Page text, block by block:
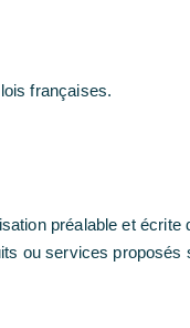
françaises.
préalable et
ou services